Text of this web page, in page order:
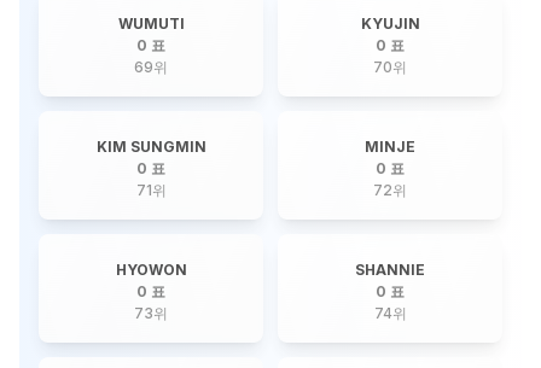
WUMUTI
0 표
69위
KYUJIN
0 표
70위
KIM SUNGMIN
0 표
71위
MINJE
0 표
72위
HYOWON
0 표
73위
SHANNIE
0 표
74위